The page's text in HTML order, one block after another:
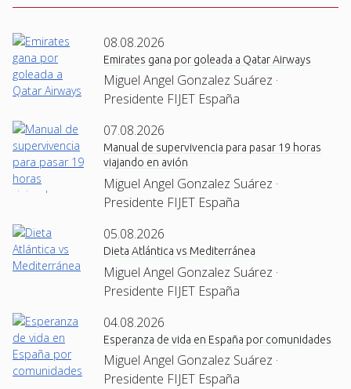
08.08.2026
Emirates gana por goleada a Qatar Airways
Miguel Angel Gonzalez Suárez ·
Presidente FIJET España
07.08.2026
Manual de supervivencia para pasar 19 horas
viajando en avión
Miguel Angel Gonzalez Suárez ·
Presidente FIJET España
05.08.2026
Dieta Atlántica vs Mediterránea
Miguel Angel Gonzalez Suárez ·
Presidente FIJET España
04.08.2026
Esperanza de vida en España por comunidades
Miguel Angel Gonzalez Suárez ·
Presidente FIJET España